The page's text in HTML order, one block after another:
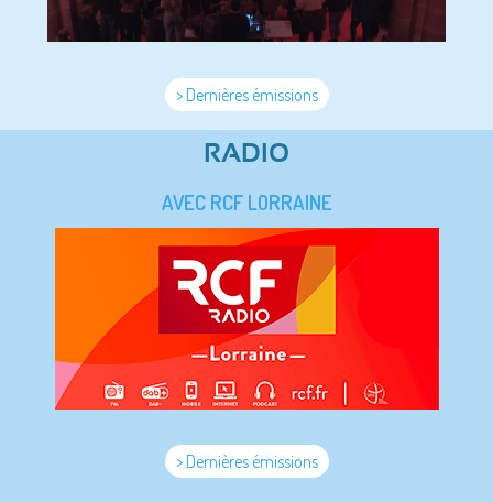
> Dernières émissions
RADIO
AVEC RCF LORRAINE
> Dernières émissions